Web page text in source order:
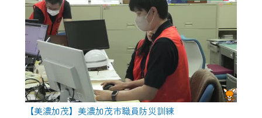
【美濃加茂】美濃加茂市職員防災訓練